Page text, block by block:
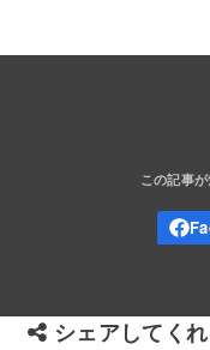
シェアしてく